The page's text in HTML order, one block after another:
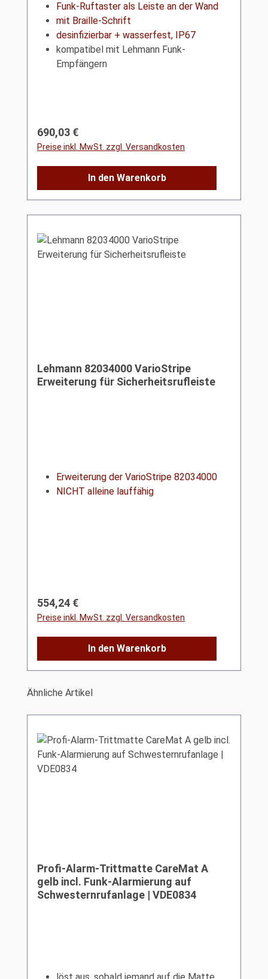
Funk-Ruftaster als Leiste an der Wand
mit Braille-Schrift
desinfizierbar + wasserfest, IP67
kompatibel mit Lehmann Funk-
Empfängern
Regulärer Preis:
690,03 €
Preise inkl. MwSt. zzgl. Versandkosten
In den Warenkorb
Lehmann 82034000 VarioStripe
Erweiterung für Sicherheitsrufleiste
Erweiterung der VarioStripe 82034000
NICHT alleine lauffähig
Regulärer Preis:
554,24 €
Preise inkl. MwSt. zzgl. Versandkosten
In den Warenkorb
Produktgalerie überspringen
Ähnliche Artikel
Profi-Alarm-Trittmatte CareMat A
gelb incl. Funk-Alarmierung auf
Schwesternrufanlage | VDE0834